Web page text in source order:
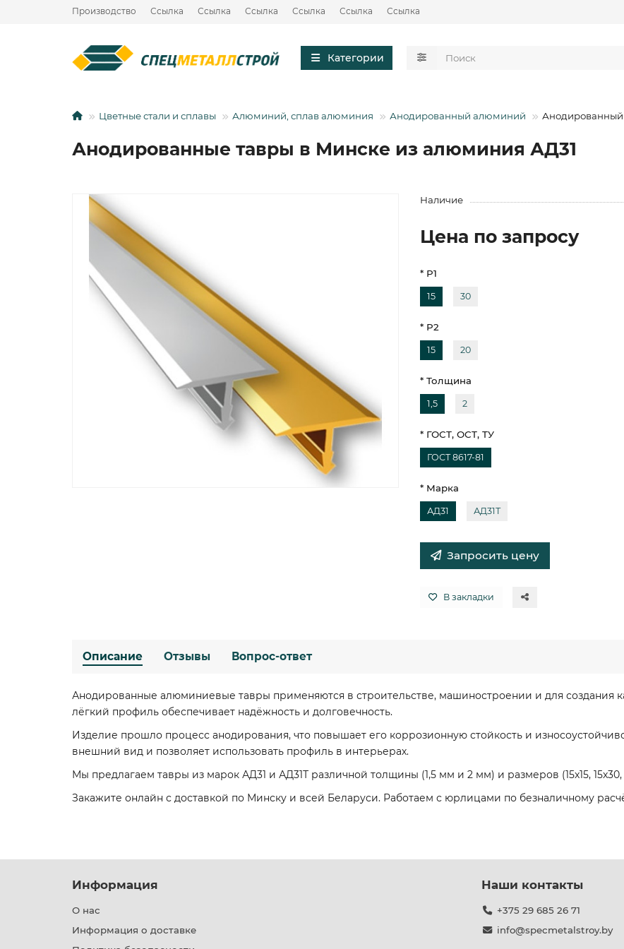
Производство Ссылка Ссылка Ссылка Ссылка Ссылка Ссылка
Категории
Цветные стали и сплавы Алюминий, сплав алюминия Анодированный алюминий Анодированный
Анодированные тавры в Минске из алюминия АД31
Наличие
Цена по запросу
* Р1
15 30
* Р2
15 20
* Толщина
1,5 2
* ГОСТ, ОСТ, ТУ
ГОСТ 8617-81
* Марка
АД31 АД31Т
Запросить цену
В закладки
Описание Отзывы Вопрос-ответ
Анодированные алюминиевые тавры применяются в строительстве, машиностроении и для создания
лёгкий профиль обеспечивает надёжность и долговечность.
Изделие прошло процесс анодирования, что повышает его коррозионную стойкость и
внешний вид и позволяет использовать профиль в интерьерах.
Мы предлагаем тавры из марок АД31 и АД31Т различной толщины (1,5 мм и 2 мм) и размеров (15x15,
Закажите онлайн с доставкой по Минску и всей Беларуси. Работаем с юрлицами по безналичному
Информация
О нас
Информация о доставке
Наши контакты
+375 29 685 26 71
info@specmetalstroy.by